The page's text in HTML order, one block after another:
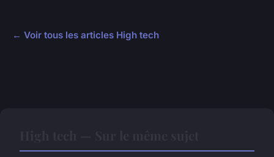
← Voir tous les articles High tech